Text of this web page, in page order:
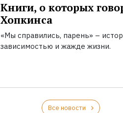
Книги, о которых
Хопкинса
«Мы справились, парень» –
зависимостью и жажде жизни.
Все новости